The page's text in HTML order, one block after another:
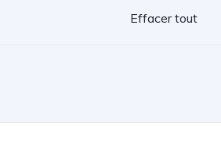
Effacer tout